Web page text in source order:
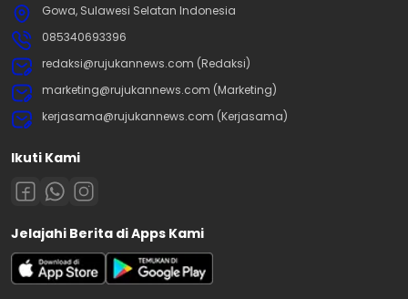
Gowa, Sulawesi Selatan Indonesia
085340693396
redaksi@rujukannews.com (Redaksi)
marketing@rujukannews.com (Marketing)
kerjasama@rujukannews.com (Kerjasama)
Ikuti Kami
Jelajahi Berita di Apps Kami